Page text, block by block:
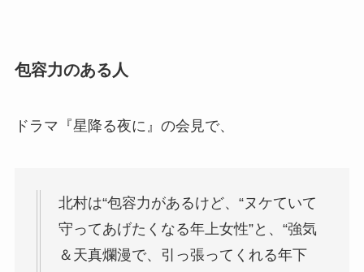
包容力のある人
ドラマ『星降る夜に』の会見で、
北村は“包容力があるけど、“ヌケていて
守ってあげたくなる年上女性”と、“強気
＆天真爛漫で、引っ張ってくれる年下